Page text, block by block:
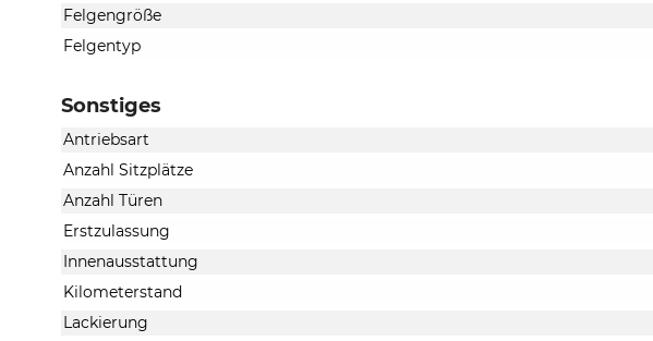
Felgengröße
Felgentyp
Sonstiges
Antriebsart
Anzahl Sitzplätze
Anzahl Türen
Erstzulassung
Innenausstattung
Kilometerstand
Lackierung